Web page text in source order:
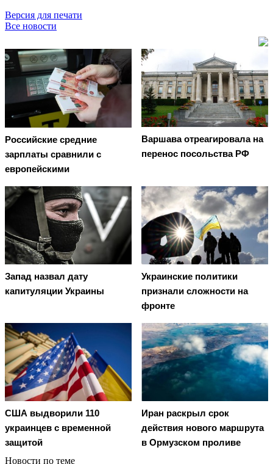
Версия для печати
Все новости
Российские средние
зарплаты сравнили с
европейскими
Варшава отреагировала на
перенос посольства РФ
Запад назвал дату
капитуляции Украины
Украинские политики
признали сложности на
фронте
США выдворили 110
украинцев с временной
защитой
Иран раскрыл срок
действия нового маршрута
в Ормузском проливе
Новости по теме